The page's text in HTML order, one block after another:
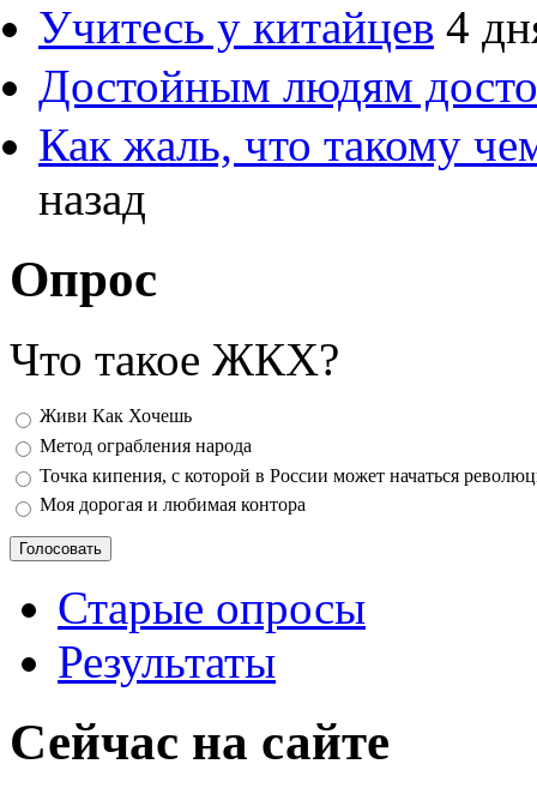
Учитесь у китайцев 4
Достойным людям
Как жаль, что такому
назад
Опрос
Что такое ЖКХ?
Варианты
Живи Как Хочешь
Метод ограбления народа
Точка кипения, с которой в России может начаться
Моя дорогая и любимая контора
Старые опросы
Результаты
Сейчас на сайте